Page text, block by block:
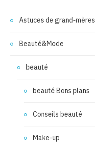
Astuces de grand-mères
Beauté&Mode
beauté
beauté Bons plans
Conseils beauté
Make-up